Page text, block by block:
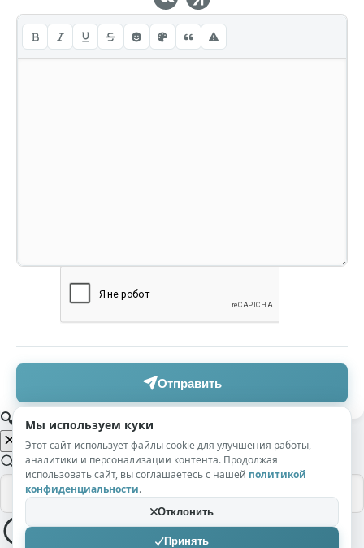
Отправить
Мы используем куки
Этот сайт использует файлы cookie для улучшения работы,
аналитики и персонализации контента. Продолжая
использовать сайт, вы соглашаетесь с нашей политикой
конфиденциальности.
Отклонить
Принять
🔍 Поиск по сайту